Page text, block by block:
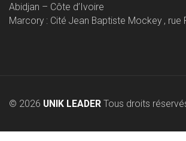
Abidjan – Côte d’Ivoire
Marcory : Cité Jean Baptiste Mockey , rue
© 2026 UNIK LEADER Tous droits